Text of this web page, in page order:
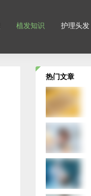
植发知识 护理头发
热门文章